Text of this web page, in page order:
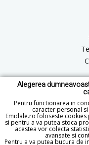
Alegerea
Pentru functionarea in
caracter personal
Emidale.ro foloseste
si pentru a va putea stoca
acestea vor colecta
avansate si
Pentru a va putea bucura de